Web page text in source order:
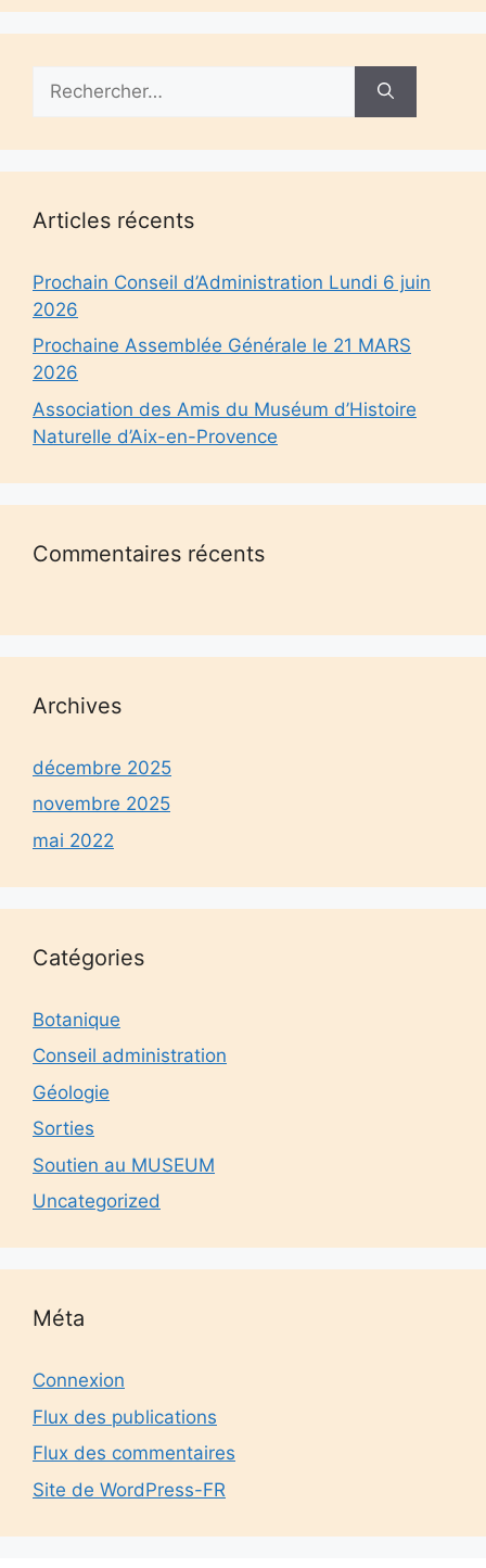
Articles récents
Prochain Conseil d’Administration Lundi 6 juin
2026
Prochaine Assemblée Générale le 21 MARS
2026
Association des Amis du Muséum d’Histoire
Naturelle d’Aix-en-Provence
Commentaires récents
Archives
décembre 2025
novembre 2025
mai 2022
Catégories
Botanique
Conseil administration
Géologie
Sorties
Soutien au MUSEUM
Uncategorized
Méta
Connexion
Flux des publications
Flux des commentaires
Site de WordPress-FR